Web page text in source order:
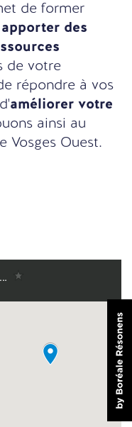
de former
apporter des
de votre
répondre à vos
améliorer votre
ainsi au
Vosges Ouest.